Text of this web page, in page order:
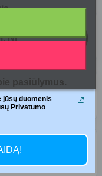
pasiūlymus.
jūsų duomenis
Privatumo